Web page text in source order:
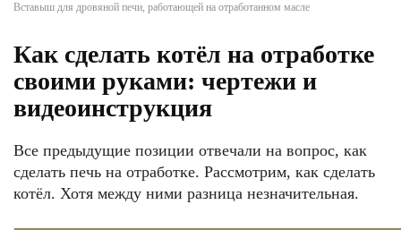
Вставыш для дровяной печи, работающей на отработанном масле
Как сделать котёл на отработке
своими руками: чертежи и
видеоинструкция
Все предыдущие позиции отвечали на вопрос, как
сделать печь на отработке. Рассмотрим, как сделать
котёл. Хотя между ними разница незначительная.